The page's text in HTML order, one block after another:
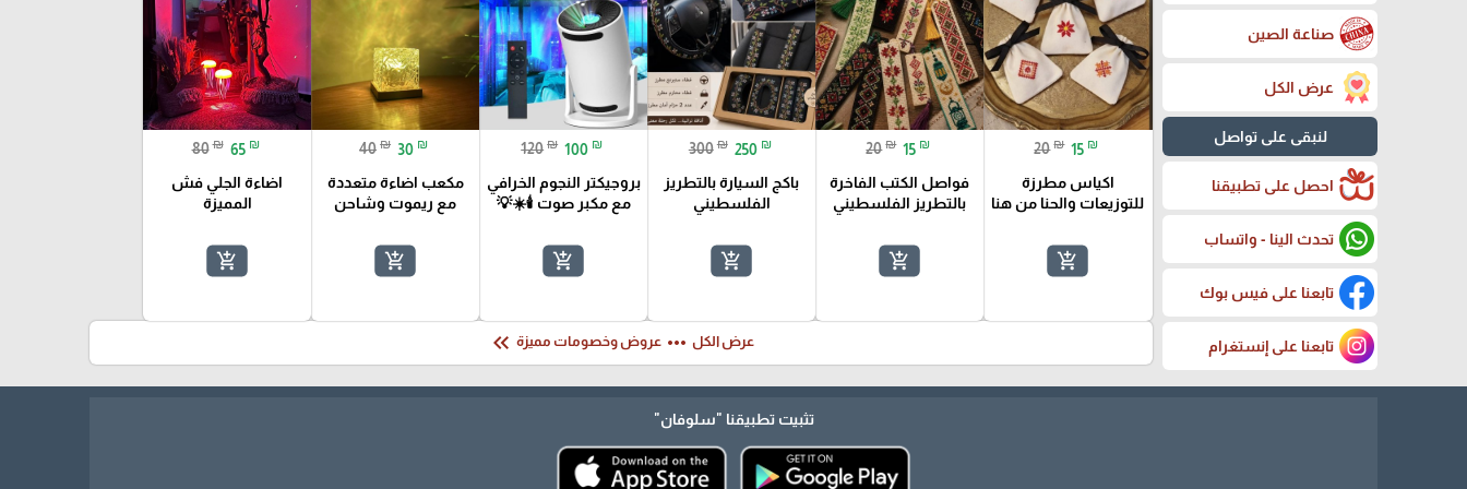
صناعة الصين
عرض الكل
لنبقى على تواصل
احصل على تطبيقنا
تحدث الينا - واتساب
تابعنا على فيس بوك
تابعنا على إنستغرام
20 ₪ 15 ₪
اكياس مطرزة
للتوزيعات والحنا من هنا
add_shopping_cart
20 ₪ 15 ₪
فواصل الكتب الفاخرة
بالتطريز الفلسطيني
add_shopping_cart
300 ₪ 250 ₪
باكج السيارة بالتطريز
الفلسطيني
add_shopping_cart
120 ₪ 100 ₪
بروجيكتر النجوم الخرافي
مع مكبر صوت 🕯️☀️💡
add_shopping_cart
40 ₪ 30 ₪
مكعب اضاءة متعددة
مع ريموت وشاحن
add_shopping_cart
80 ₪ 65 ₪
اضاءة الجلي فش
المميزة
add_shopping_cart
عرض الكل more_horiz عروض وخصومات مميزة keyboard_double_arrow_left
تثبيت تطبيقنا "سلوفان"